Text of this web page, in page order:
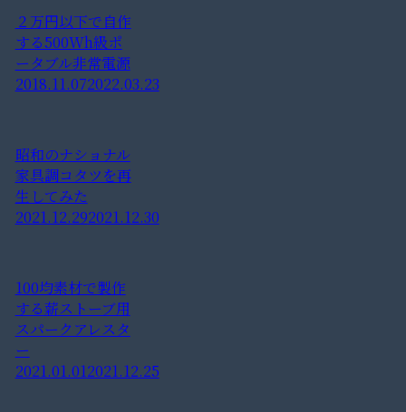
２万円以下で自作
する500Wh級ポ
ータブル非常電源
2018.11.072022.03.23
昭和のナショナル
家具調コタツを再
生してみた
2021.12.292021.12.30
100均素材で製作
する薪ストーブ用
スパークアレスタ
ー
2021.01.012021.12.25